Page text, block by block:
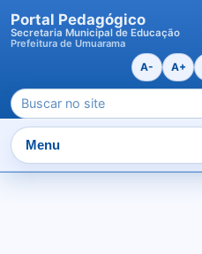
Portal Pedagógico
Secretaria Municipal de Educação
Prefeitura de Umuarama
A- A+
Pesquisar
por:
Menu